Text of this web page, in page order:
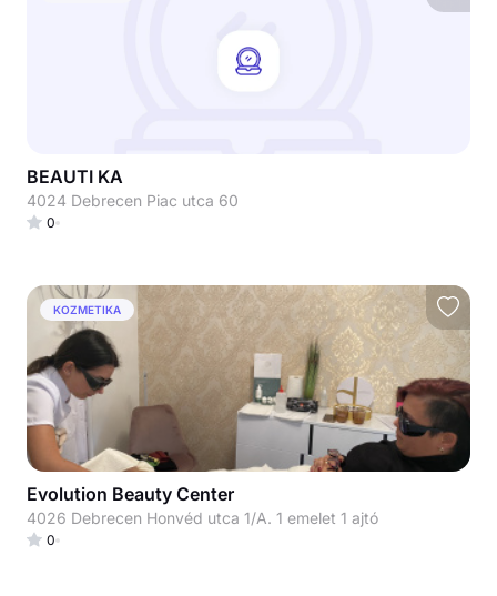
BEAUTI KA
4024 Debrecen Piac utca 60
0
KOZMETIKA
Evolution Beauty Center
4026 Debrecen Honvéd utca 1/A. 1 emelet 1 ajtó
0